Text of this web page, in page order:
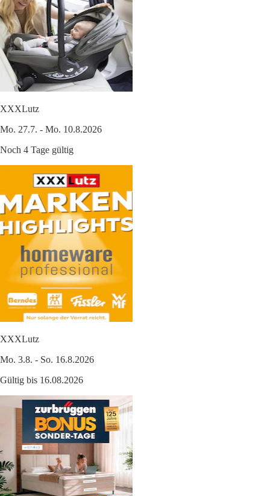
XXXLutz
Mo. 27.7. - Mo. 10.8.2026
Noch 4 Tage gültig
XXXLutz
Mo. 3.8. - So. 16.8.2026
Gültig bis 16.08.2026